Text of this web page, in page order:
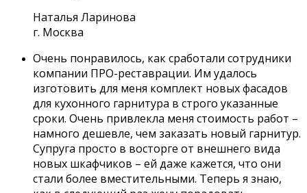
Наталья Ларинова
г. Москва
Очень понравилось, как сработали сотрудники
компании ПРО-реставрации. Им удалось
изготовить для меня комплект новых фасадов
для кухонного гарнитура в строго указанные
сроки. Очень привлекла меня стоимость работ –
намного дешевле, чем заказать новый гарнитур.
Супруга просто в восторге от внешнего вида
новых шкафчиков – ей даже кажется, что они
стали более вместительными. Теперь я знаю,